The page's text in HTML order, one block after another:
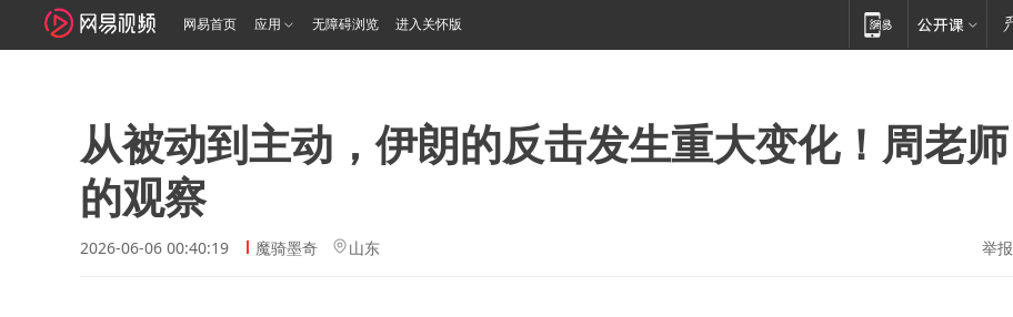
网易首页 应用 无障碍浏览 进入关怀版
从被动到主动，伊朗的反击发生重大变化！周老师
的观察
2026-06-06 00:40:19 魔骑墨奇 山东 举报